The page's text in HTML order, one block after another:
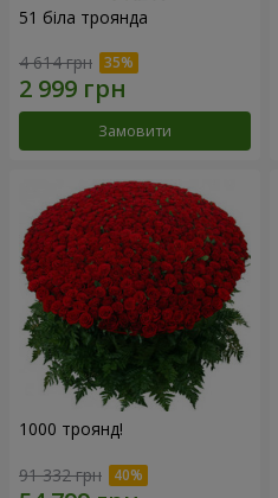
51 біла троянда
4 614 грн
Замовити
1000 троянд!
91 332 грн